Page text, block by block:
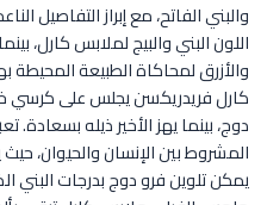
والبني الفاتح، مع إبراز التفاصيل
اللون البني والبيج لملابس كارل،
والأزرق لمحاكاة الطبيعة المحيطة
كارل فريدريكسن يجلس على كرسي
دوج، بينما يهز الأخير ذيله بسعادة.
المشروط بين الإنسان والحيوان،
يمكن تلوين فرو دوج بدرجات البني